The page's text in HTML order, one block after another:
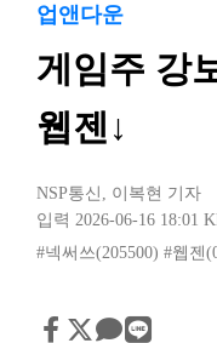
업앤다운
게임주 강
웹젠↓
NSP통신 , 이복현 기자
입력 2026-06-16 18:01
#넥써쓰(205500) #웹젠